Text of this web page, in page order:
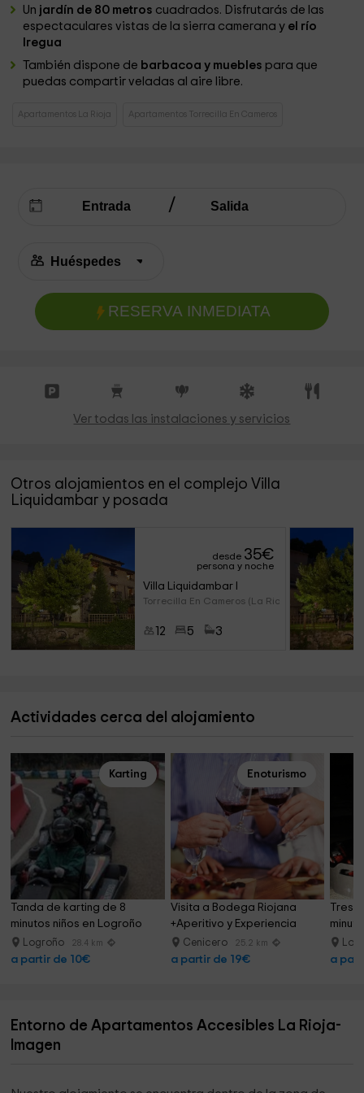
Un jardín de 80 metros cuadrados. Disfrutarás de las
espectaculares vistas de la sierra camerana y el río
Iregua
También dispone de barbacoa y muebles para que
puedas compartir veladas al aire libre.
Apartamentos La Rioja Apartamentos Torrecilla En Cameros
RESERVA INMEDIATA
Ver todas las instalaciones y servicios
Otros alojamientos en el complejo Villa
Liquidambar y posada
desde 35€
persona y noche
Villa Liquidambar I
Torrecilla En Cameros (La Rioj
12 5 3
Actividades cerca del alojamiento
Karting
Tanda de karting de 8
minutos niños en Logroño
Logroño 28.4 km
a partir de 10€
Enoturismo
Visita a Bodega Riojana
+Aperitivo y Experiencia
Sensorial
Cenicero 25.2 km
a partir de 19€
Tres
a
Entorno de Apartamentos Accesibles La Rioja-
Imagen